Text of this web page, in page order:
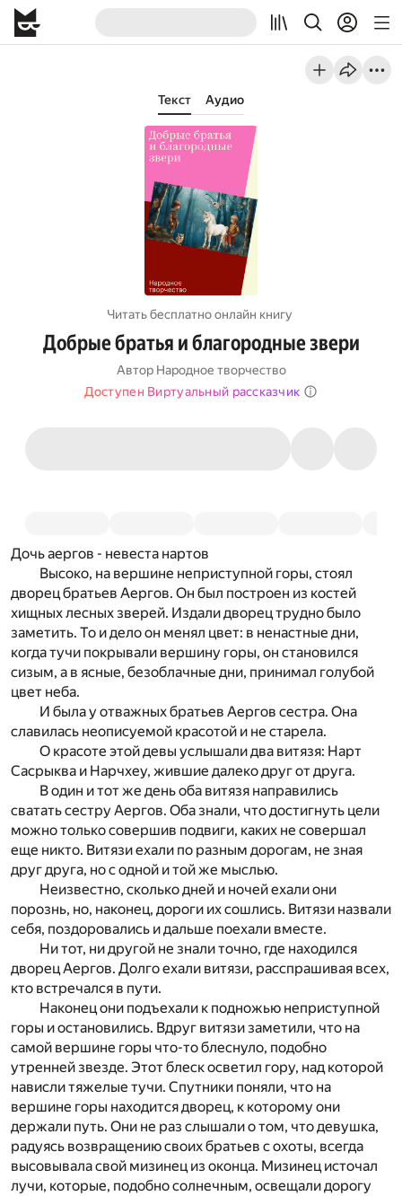
Текст Аудио
Читать бесплатно онлайн книгу
Добрые братья и благородные звери
Автор Народное творчество
Доступен Виртуальный рассказчик
Дочь аергов - невеста нартов
Высоко, на вершине неприступной горы, стоял
дворец братьев Аергов. Он был построен из костей
хищных лесных зверей. Издали дворец трудно было
заметить. То и дело он менял цвет: в ненастные дни,
когда тучи покрывали вершину горы, он становился
сизым, а в ясные, безоблачные дни, принимал голубой
цвет неба.
И была у отважных братьев Аергов сестра. Она
славилась неописуемой красотой и не старела.
О красоте этой девы услышали два витязя: Нарт
Сасрыква и Нарчхеу, жившие далеко друг от друга.
В один и тот же день оба витязя направились
сватать сестру Аергов. Оба знали, что достигнуть цели
можно только совершив подвиги, каких не совершал
еще никто. Витязи ехали по разным дорогам, не зная
друг друга, но с одной и той же мыслью.
Неизвестно, сколько дней и ночей ехали они
порознь, но, наконец, дороги их сошлись. Витязи назвали
себя, поздоровались и дальше поехали вместе.
Ни тот, ни другой не знали точно, где находился
дворец Аергов. Долго ехали витязи, расспрашивая всех,
кто встречался в пути.
Наконец они подъехали к подножью неприступной
горы и остановились. Вдруг витязи заметили, что на
самой вершине горы что-то блеснуло, подобно
утренней звезде. Этот блеск осветил гору, над которой
нависли тяжелые тучи. Спутники поняли, что на
вершине горы находится дворец, к которому они
держали путь. Они не раз слышали о том, что девушка,
радуясь возвращению своих братьев с охоты, всегда
высовывала свой мизинец из оконца. Мизинец источал
лучи, которые, подобно солнечным, освещали дорогу